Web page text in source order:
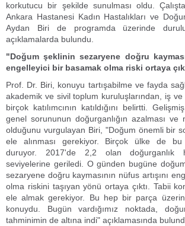
korkutucu bir şekilde sunulması oldu.
Ankara Hastanesi Kadın Hastalıkları ve
Aydan Biri de programda üzerinde
açıklamalarda bulundu.
"Doğum şeklinin sezaryene doğru
engelleyici bir basamak olma riski ortaya
Prof. Dr. Biri, konuyu tartışabilme ve fayda
akademik ve sivil toplum kuruluşlarından, iş ve
birçok katılımcının katıldığını belirtti.
genel sorununun doğurganlığın azalması ve
olduğunu vurgulayan Biri, "Doğum önemli bir
ele alınması gerekiyor. Birçok ülke de bu
duruyor. 2017'de 2,2 olan doğurganlık
seviyelerine geriledi. O günden bugüne
sezaryene doğru kaymasının nüfus artışını
olma riskini taşıyan yönü ortaya çıktı. Tabii
ele almak gerekiyor. Bu hep bir parça
konuydu. Bugün vardığımız noktada,
tahminimin de altına indi" açıklamasında